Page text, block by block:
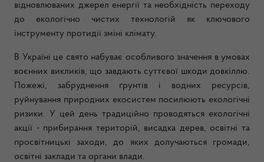
відновлюваних джерел енергії та необхідність переходу
до екологічно чистих технологій як ключового
інструменту протидії зміні клімату.
В Україні це свято набуває особливого значення в умовах
воєнних викликів, що завдають суттєвої шкоди довкіллю.
Пожежі, забруднення ґрунтів і водних ресурсів,
руйнування природних екосистем посилюють екологічні
ризики. У цей день традиційно проводяться екологічні
акції - прибирання територій, висадка дерев, освітні та
просвітницькі заходи, до яких долучаються громади,
освітні заклади та органи влади.